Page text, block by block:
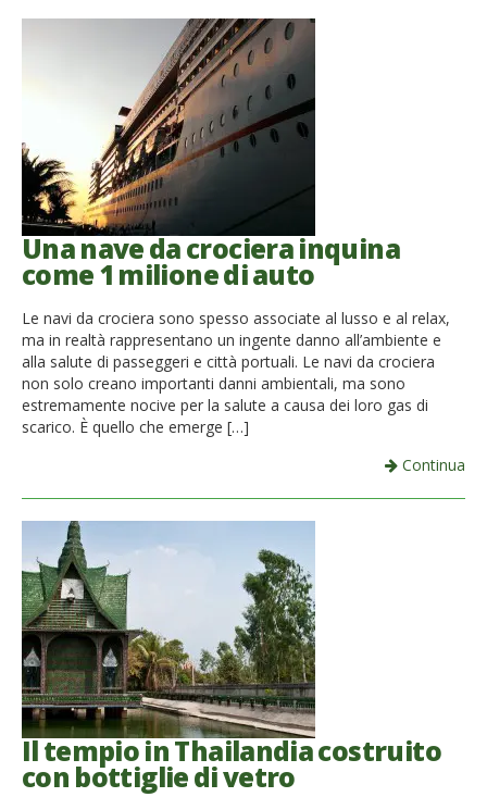
Una nave da crociera inquina
come 1 milione di auto
Le navi da crociera sono spesso associate al lusso e al relax,
ma in realtà rappresentano un ingente danno all’ambiente e
alla salute di passeggeri e città portuali. Le navi da crociera
non solo creano importanti danni ambientali, ma sono
estremamente nocive per la salute a causa dei loro gas di
scarico. È quello che emerge […]
Continua
Il tempio in Thailandia costruito
con bottiglie di vetro